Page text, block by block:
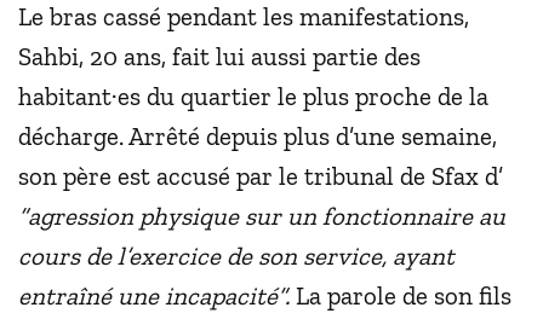
Le bras cassé pendant les manifestations,
Sahbi, 20 ans, fait lui aussi partie des
habitant·es du quartier le plus proche de la
décharge. Arrêté depuis plus d’une semaine,
son père est accusé par le tribunal de Sfax d’
“agression physique sur un fonctionnaire au
cours de l’exercice de son service, ayant
entraîné une incapacité”. La parole de son fils